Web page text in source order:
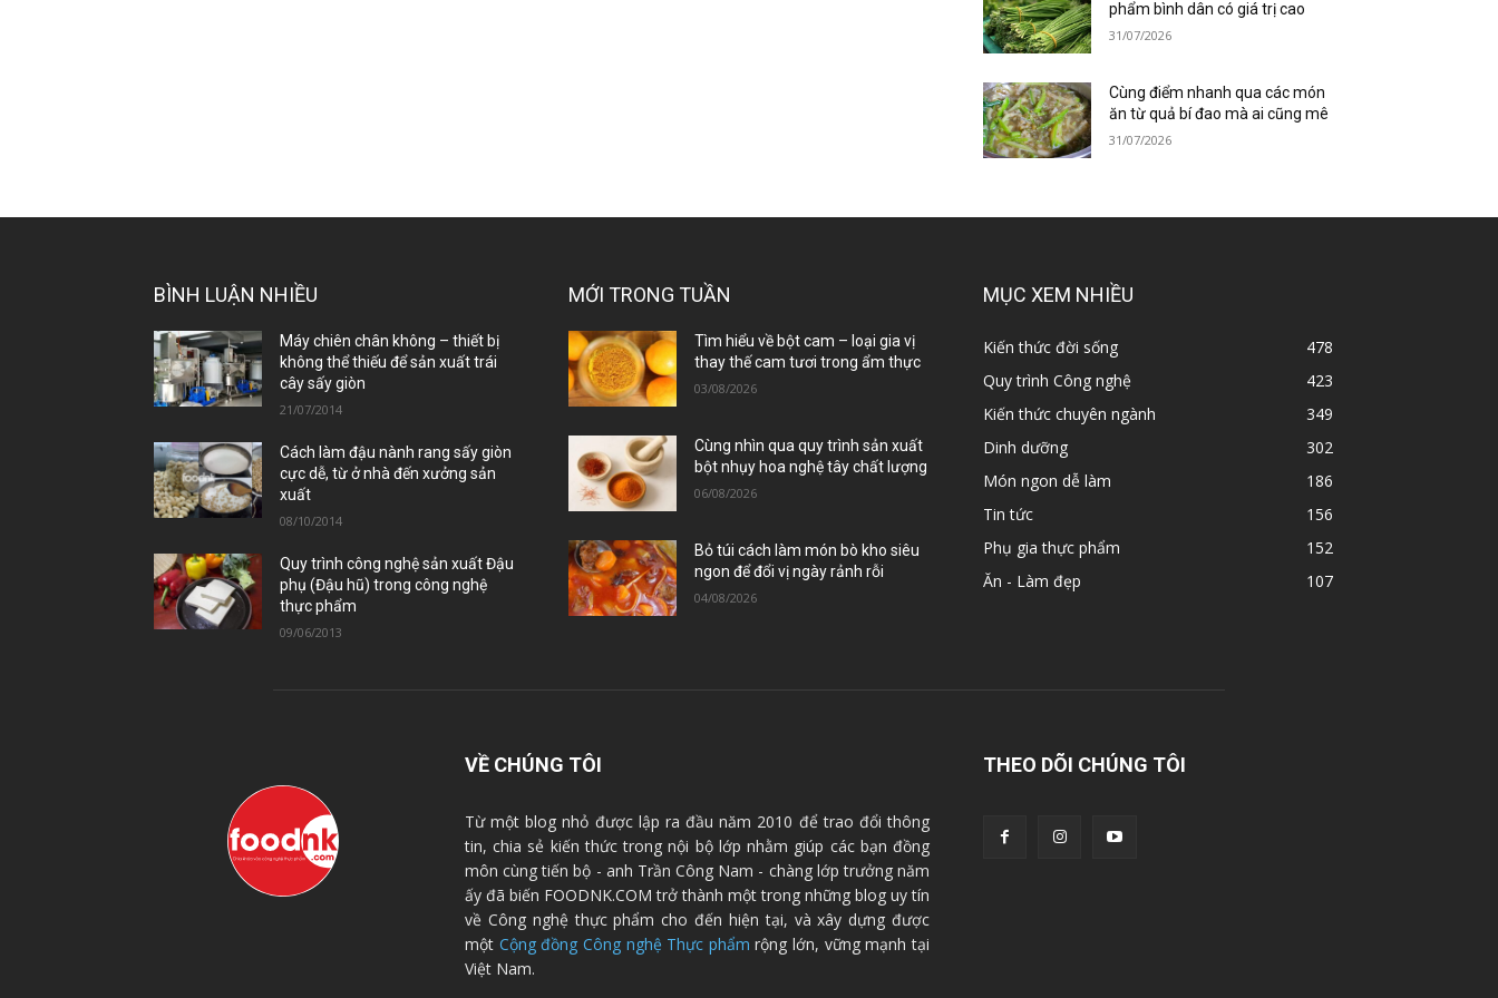
phẩm bình dân có giá trị cao
31/07/2026
Cùng điểm nhanh qua các món
ăn từ quả bí đao mà ai cũng mê
31/07/2026
BÌNH LUẬN NHIỀU
Máy chiên chân không – thiết bị
không thể thiếu để sản xuất trái
cây sấy giòn
21/07/2014
Cách làm đậu nành rang sấy giòn
cực dễ, từ ở nhà đến xưởng sản
xuất
08/10/2014
Quy trình công nghệ sản xuất Đậu
phụ (Đậu hũ) trong công nghệ
thực phẩm
09/06/2013
MỚI TRONG TUẦN
Tìm hiểu về bột cam – loại gia vị
thay thế cam tươi trong ẩm thực
03/08/2026
Cùng nhìn qua quy trình sản xuất
bột nhụy hoa nghệ tây chất lượng
06/08/2026
Bỏ túi cách làm món bò kho siêu
ngon để đổi vị ngày rảnh rỗi
04/08/2026
MỤC XEM NHIỀU
Kiến thức đời sống
478
Quy trình Công nghệ
423
Kiến thức chuyên ngành
349
Dinh dưỡng
302
Món ngon dễ làm
186
Tin tức
156
Phụ gia thực phẩm
152
Ăn - Làm đẹp
107
VỀ CHÚNG TÔI
Từ một blog nhỏ được lập ra đầu năm 2010 để trao đổi thông
tin, chia sẻ kiến thức trong nội bộ lớp nhằm giúp các bạn đồng
môn cùng tiến bộ - anh Trần Công Nam - chàng lớp trưởng năm
ấy đã biến FOODNK.COM trở thành một trong những blog uy tín
về Công nghệ thực phẩm cho đến hiện tại, và xây dựng được
một Cộng đồng Công nghệ Thực phẩm rộng lớn, vững mạnh tại
Việt Nam.
THEO DÕI CHÚNG TÔI